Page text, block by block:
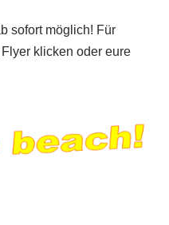
sofort möglich! Für
klicken oder eure